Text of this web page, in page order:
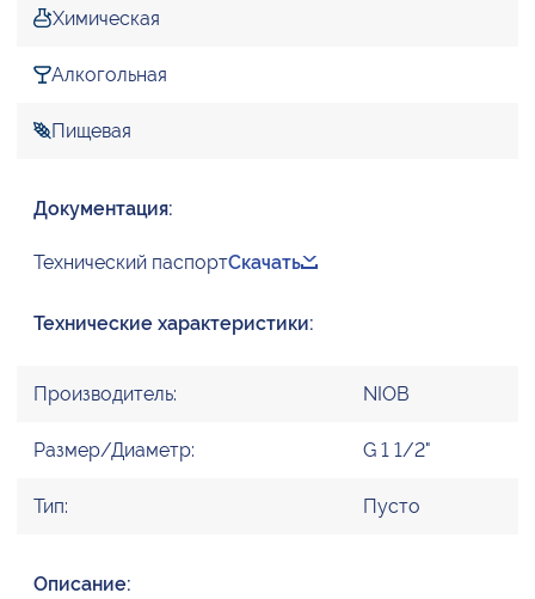
Химическая
Алкогольная
Пищевая
Документация:
Технический паспортСкачать
Технические характеристики:
Производитель: NIOB
Размер/Диаметр: G 1 1/2"
Тип: Пусто
Описание: